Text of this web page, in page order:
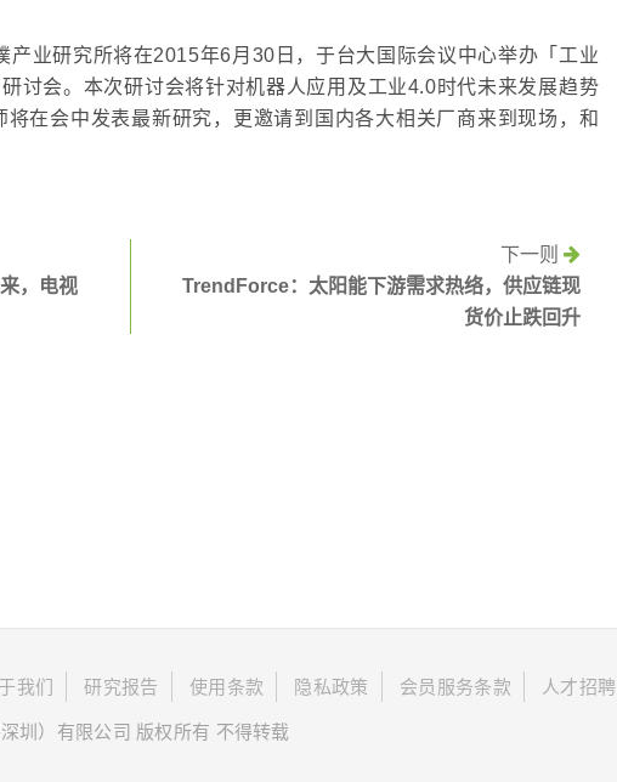
产业研究所将在2015年6月30日，于台大国际会议中心举办「工业
讨会。本次研讨会将针对机器人应用及工业4.0时代未来发展趋势
在会中发表最新研究，更邀请到国内各大相关厂商来到现场，和
，电视
下一则
TrendForce：太阳能下游需求热络，供应链现
货价止跌回升
我们 研究报告 使用条款 隐私政策 会员服务条款 人才招聘
圳）有限公司 版权所有 不得转载